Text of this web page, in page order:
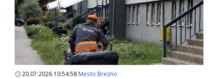
20.07.2026 10:54:58 Mesto Brezno